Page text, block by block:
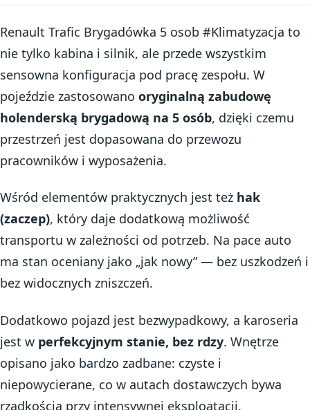
Renault Trafic Brygadówka 5 osob #Klimatyzacja to
nie tylko kabina i silnik, ale przede wszystkim
sensowna konfiguracja pod pracę zespołu. W
pojeździe zastosowano oryginalną zabudowę
holenderską brygadową na 5 osób, dzięki czemu
przestrzeń jest dopasowana do przewozu
pracowników i wyposażenia.
Wśród elementów praktycznych jest też hak
(zaczep), który daje dodatkową możliwość
transportu w zależności od potrzeb. Na pace auto
ma stan oceniany jako „jak nowy” — bez uszkodzeń i
bez widocznych zniszczeń.
Dodatkowo pojazd jest bezwypadkowy, a karoseria
jest w perfekcyjnym stanie, bez rdzy. Wnętrze
opisano jako bardzo zadbane: czyste i
niepowycierane, co w autach dostawczych bywa
rzadkością przy intensywnej eksploatacji.